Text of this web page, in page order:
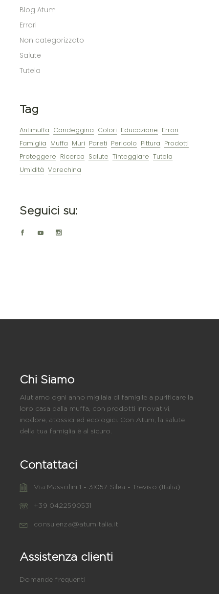
Blog Atum
Errori
Non categorizzato
Salute
Tutela
Tag
Antimuffa Candeggina Colori Educazione Errori
Famiglia Muffa Muri Pareti Pericolo Pittura Prodotti
Proteggere Ricerca Salute Tinteggiare Tutela
Umidità Varechina
Seguici su:
Chi Siamo
Aiutiamo ogni anno migliaia di famiglie a purificare la
loro casa dalla muffa, con prodotti innovativi,
inodore, atossici ed ecologici. Con Atum, la salute
della tua famiglia è al sicuro.
Contattaci
Via Massolini 1 - 31057 Silea - Treviso (Italia)
+39 0422590531
consulenza@atumitalia.it
Assistenza clienti
Domande frequenti